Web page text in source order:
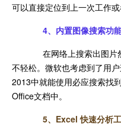
可以直接定位到上一次工作或
4、 内置图像搜索功
在网络上搜索出图片
不轻松。微软也考虑到了用
2013中就能使用必应搜索找
Office文档中。
5、 Excel 快速分析